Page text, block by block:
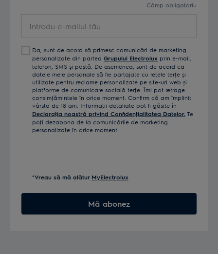
Câmp obligatoriu
Da, sunt de acord să primesc comunicări de marketing
personalizate din partea Grupului Electrolux prin e-mail,
telefon, SMS și poștă. De asemenea, sunt de acord ca
datele mele personale să fie partajate cu reţele terţe și
utilizate pentru reclame personalizate pe site-uri web și
platforme de comunicare socială terţe. Îmi pot retrage
consimţămintele în orice moment. Confirm că am împlinit
vârsta de 18 ani. Informaţii detaliate pot fi găsite în
Declaraţia noastră privind Confidenţialitatea Datelor. Te
poţi dezabona de la comunicările de marketing
personalizate în orice moment.
*Vreau să mă alătur MyElectrolux
Mă abonez